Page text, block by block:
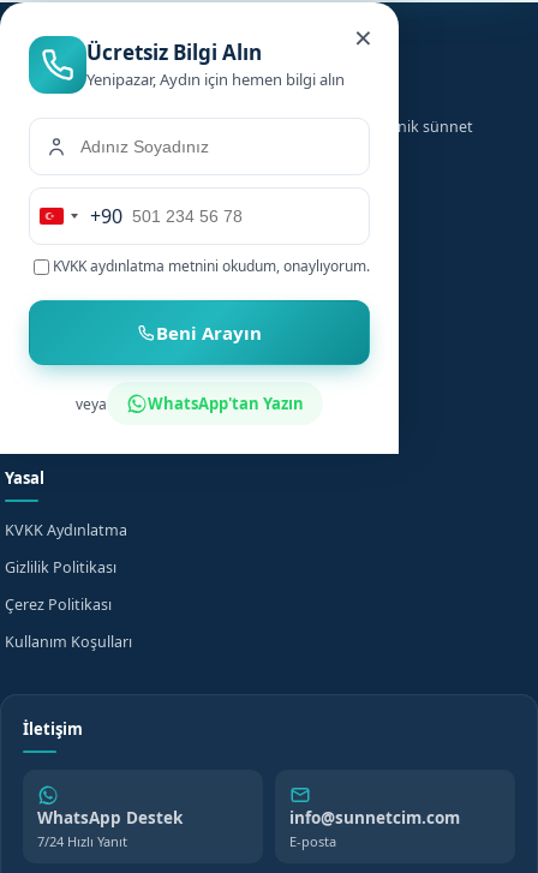
×
Ücretsiz Bilgi Alın
Yenipazar, Aydın için hemen bilgi alın
Turkey
+90
+90
KVKK aydınlatma metnini okudum, onaylıyorum.
Beni Arayın
veya WhatsApp'tan Yazın
Türkiye genelinde ailelere güvenilir, hızlı ve hijyenik sünnet
hizmeti sunuyoruz.
Hizmetler
Bebek Sünneti
Çocuk Sünneti
Sünnet Sonrası Bakım
Fiyat Bilgisi
Evde Sünnet
Anasayfa
Şehirler
Bilgi Merkezi
Yasal
KVKK Aydınlatma
Gizlilik Politikası
Çerez Politikası
Kullanım Koşulları
İletişim
WhatsApp Destek
7/24 Hızlı Yanıt
info@sunnetcim.com
E-posta